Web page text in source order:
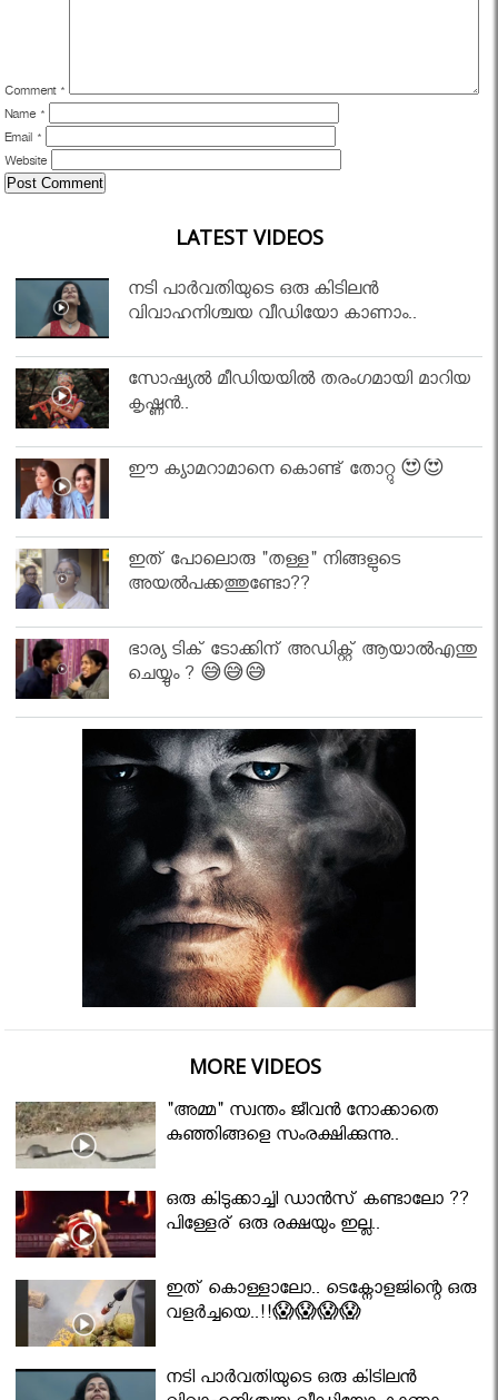
Comment *
Name *
Email *
Website
LATEST VIDEOS
നടി പാർവതിയുടെ ഒരു കിടിലൻ
വിവാഹനിശ്ചയ വീഡിയോ കാണാം..
സോഷ്യൽ മീഡിയയിൽ തരംഗമായി മാറിയ
കൃഷ്ണൻ..
ഈ ക്യാമറാമാനെ കൊണ്ട് തോറ്റു 😍😍
ഇത് പോലൊരു "തള്ള" നിങ്ങളുടെ
അയല്‍പക്കത്തുണ്ടോ??
ഭാര്യ ടിക് ടോക്കിന് അഡിക്റ്റ് ആയാൽഎന്തു
ചെയ്യും ? 😅😅😅
MORE VIDEOS
"അമ്മ" സ്വന്തം ജീവൻ നോക്കാതെ
കുഞ്ഞിങ്ങളെ സംരക്ഷിക്കുന്നു..
ഒരു കിടുക്കാച്ചി ഡാൻസ് കണ്ടാലോ ??
പിള്ളേര് ഒരു രക്ഷയും ഇല്ല..
ഇത് കൊള്ളാലോ.. ടെക്നോളജിന്റെ ഒരു
വളർച്ചയെ..!!😱😱😱😱
നടി പാർവതിയുടെ ഒരു കിടിലൻ